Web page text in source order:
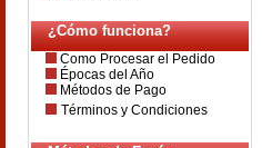
¿Cómo funciona?
Como Procesar el Pedido
Épocas del Año
Métodos de Pago
Términos y Condiciones